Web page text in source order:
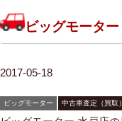
ビッグモータ
2017-05-18
ビッグモーター 中古車査定（買取